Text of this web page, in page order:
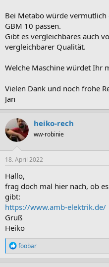
Bei Metabo würde vermutlich
GBM 10 passen.
Gibt es vergleichbares auch
vergleichbarer Qualität.
Welche Maschine würdet Ihr
Vielen Dank und noch frohe
Jan
heiko-rech
ww-robinie
18. April 2022
Hallo,
frag doch mal hier nach, ob
gibt:
https://www.amb-elektrik.de/
Gruß
Heiko
R
e
a
foobar